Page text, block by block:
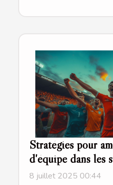
Stratégies pour
d'équipe dans les
8 juillet 2025 00:44